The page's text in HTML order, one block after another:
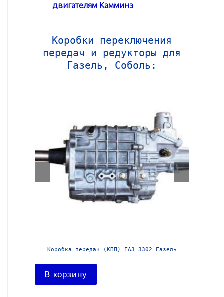
двигателям Камминз
Коробки переключения
передач и редукторы для
Газель, Соболь:
Коробка передач (КПП) ГАЗ 3302 Газель
В корзину